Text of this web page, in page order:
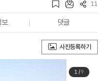
11
보 댓글
사진등록하기
1/9